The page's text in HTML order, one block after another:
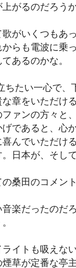
がるのだろう
がいくつもあ
らも電波に乗
あるのかな。
ちたい一心で
章をいただけ
ァンの方々と
であると、心
んでいただけ
日本が、そし
桑田のコメン
楽だったのだ
イトも吸えな
草が定番な亭